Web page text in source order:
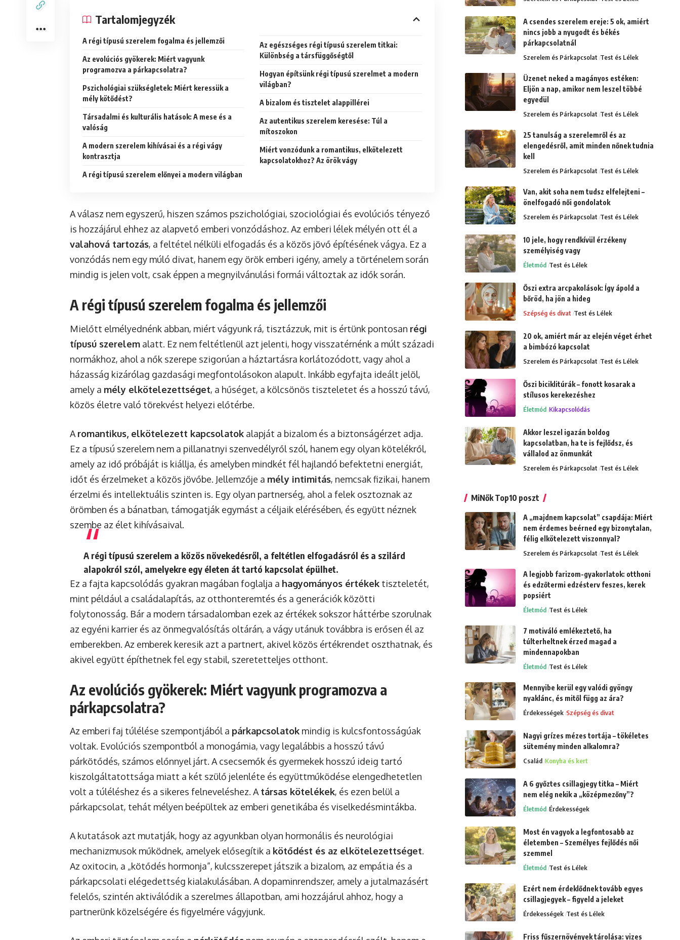
Tartalomjegyzék
A régi típusú szerelem fogalma és jellemzői
Az evolúciós gyökerek: Miért vagyunk
programozva a párkapcsolatra?
Pszichológiai szükségletek: Miért keressük a
mély kötődést?
Társadalmi és kulturális hatások: A mese és a
valóság
A modern szerelem kihívásai és a régi vágy
kontrasztja
A régi típusú szerelem előnyei a modern világban
Az egészséges régi típusú szerelem titkai:
Különbség a társfüggőségtől
Hogyan építsünk régi típusú szerelmet a modern
világban?
A bizalom és tisztelet alappillérei
Az autentikus szerelem keresése: Túl a
mítoszokon
Miért vonzódunk a romantikus, elkötelezett
kapcsolatokhoz? Az örök vágy
A válasz nem egyszerű, hiszen számos pszichológiai, szociológiai és evolúciós tényező
is hozzájárul ehhez az alapvető emberi vonzódáshoz. Az emberi lélek mélyén ott él a
valahová tartozás, a feltétel nélküli elfogadás és a közös jövő építésének vágya. Ez a
vonzódás nem egy múló divat, hanem egy örök emberi igény, amely a történelem során
mindig is jelen volt, csak éppen a megnyilvánulási formái változtak az idők során.
A régi típusú szerelem fogalma és jellemzői
Mielőtt elmélyednénk abban, miért vágyunk rá, tisztázzuk, mit is értünk pontosan régi
típusú szerelem alatt. Ez nem feltétlenül azt jelenti, hogy visszatérnénk a múlt századi
normákhoz, ahol a nők szerepe szigorúan a háztartásra korlátozódott, vagy ahol a
házasság kizárólag gazdasági megfontolásokon alapult. Inkább egyfajta ideált jelöl,
amely a mély elkötelezettséget, a hűséget, a kölcsönös tiszteletet és a hosszú távú,
közös életre való törekvést helyezi előtérbe.
A romantikus, elkötelezett kapcsolatok alapját a bizalom és a biztonságérzet adja.
Ez a típusú szerelem nem a pillanatnyi szenvedélyről szól, hanem egy olyan kötelékről,
amely az idő próbáját is kiállja, és amelyben mindkét fél hajlandó befektetni energiát,
időt és érzelmeket a közös jövőbe. Jellemzője a mély intimitás, nemcsak fizikai, hanem
érzelmi és intellektuális szinten is. Egy olyan partnerség, ahol a felek osztoznak az
örömben és a bánatban, támogatják egymást a céljaik elérésében, és együtt néznek
szembe az élet kihívásaival.
A régi típusú szerelem a közös növekedésről, a feltétlen elfogadásról és a szilárd
alapokról szól, amelyekre egy életen át tartó kapcsolat épülhet.
Ez a fajta kapcsolódás gyakran magában foglalja a hagyományos értékek tiszteletét,
mint például a családalapítás, az otthonteremtés és a generációk közötti
folytonosság. Bár a modern társadalomban ezek az értékek sokszor háttérbe szorulnak
az egyéni karrier és az önmegvalósítás oltárán, a vágy utánuk továbbra is erősen él az
emberekben. Az emberek keresik azt a partnert, akivel közös értékrendet oszthatnak, és
akivel együtt építhetnek fel egy stabil, szeretetteljes otthont.
Az evolúciós gyökerek: Miért vagyunk programozva a
párkapcsolatra?
Az emberi faj túlélése szempontjából a párkapcsolatok mindig is kulcsfontosságúak
voltak. Evolúciós szempontból a monogámia, vagy legalábbis a hosszú távú
párkötődés, számos előnnyel járt. A csecsemők és gyermekek hosszú ideig tartó
kiszolgáltatottsága miatt a két szülő jelenléte és együttműködése elengedhetetlen
volt a túléléshez és a sikeres felneveléshez. A társas kötelékek, és ezen belül a
párkapcsolat, tehát mélyen beépültek az emberi genetikába és viselkedésmintákba.
A kutatások azt mutatják, hogy az agyunkban olyan hormonális és neurológiai
mechanizmusok működnek, amelyek elősegítik a kötődést és az elkötelezettséget.
Az oxitocin, a „kötődés hormonja”, kulcsszerepet játszik a bizalom, az empátia és a
párkapcsolati elégedettség kialakulásában. A dopaminrendszer, amely a jutalmazásért
felelős, szintén aktiválódik a szerelmes állapotban, ami hozzájárul ahhoz, hogy a
partnerünk közelségére és figyelmére vágyjunk.
A csendes szerelem ereje: 5 ok, amiért
nincs jobb a nyugodt és békés
párkapcsolatnál
Szerelem és Párkapcsolat Test és Lélek
Üzenet neked a magányos estéken:
Eljön a nap, amikor nem leszel többé
egyedül
Szerelem és Párkapcsolat Test és Lélek
25 tanulság a szerelemről és az
elengedésről, amit minden nőnek tudnia
kell
Szerelem és Párkapcsolat Test és Lélek
Van, akit soha nem tudsz elfelejteni –
önelfogadó női gondolatok
Szerelem és Párkapcsolat Test és Lélek
10 jele, hogy rendkívül érzékeny
személyiség vagy
Életmód Test és Lélek
Őszi extra arcpakolások: Így ápold a
bőröd, ha jön a hideg
Szépség és divat Test és Lélek
20 ok, amiért már az elején véget érhet
a bimbózó kapcsolat
Szerelem és Párkapcsolat Test és Lélek
Őszi biciklitúrák – fonott kosarak a
stílusos kerekezéshez
Életmód Kikapcsolódás
Akkor leszel igazán boldog
kapcsolatban, ha te is fejlődsz, és
vállalod az önmunkát
Szerelem és Párkapcsolat Test és Lélek
MiNők Top10 poszt
A „majdnem kapcsolat” csapdája: Miért
nem érdemes beérned egy bizonytalan,
félig elkötelezett viszonnyal?
Szerelem és Párkapcsolat Test és Lélek
A legjobb farizom-gyakorlatok: otthoni
és edzőtermi edzésterv feszes, kerek
popsiért
Életmód Test és Lélek
7 motiváló emlékeztető, ha
túlterheltnek érzed magad a
mindennapokban
Életmód Test és Lélek
Mennyibe kerül egy valódi gyöngy
nyaklánc, és mitől függ az ára?
Érdekességek Szépség és divat
Nagyi grízes mézes tortája – tökéletes
sütemény minden alkalomra?
Család Konyha és kert
A 6 győztes csillagjegy titka – Miért
nem elég nekik a „középmezőny”?
Életmód Érdekességek
Most én vagyok a legfontosabb az
életemben – Személyes fejlődés női
szemmel
Életmód Test és Lélek
Ezért nem érdeklődnek tovább egyes
csillagjegyek – figyeld a jeleket
Érdekességek Test és Lélek
Friss fűszernövények tárolása: vizes